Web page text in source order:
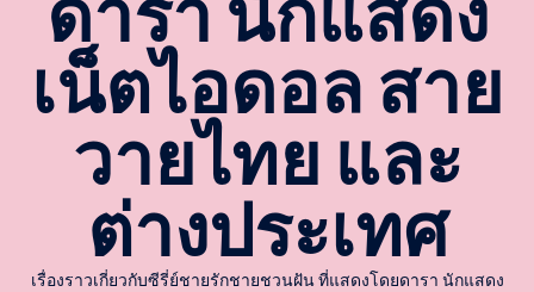
เน็ตไอดอล สาย
วายไทย และ
ต่างประเทศ
เรื่องราวเกี่ยวกับซีรี่ย์ชายรักชายชวนฝัน ที่แสดงโดยดารา นักแสดง